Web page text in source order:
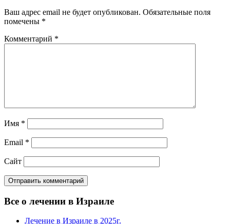
Ваш адрес email не будет опубликован. Обязательные поля
помечены *
Комментарий *
Имя *
Email *
Сайт
Все о лечении в Израиле
Лечение в Израиле в 2025г.